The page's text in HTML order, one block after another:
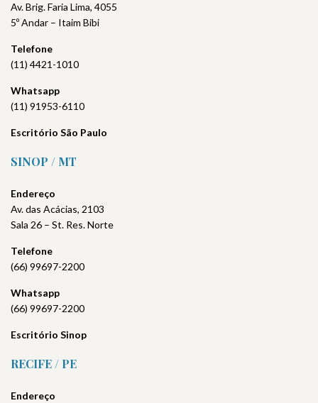
Av. Brig. Faria Lima, 4055
5º Andar – Itaim Bibi
Telefone
(11) 4421-1010
Whatsapp
(11) 91953-6110
Escritório São Paulo
SINOP / MT
Endereço
Av. das Acácias, 2103
Sala 26 – St. Res. Norte
Telefone
(66) 99697-2200
Whatsapp
(66) 99697-2200
Escritório Sinop
RECIFE / PE
Endereço